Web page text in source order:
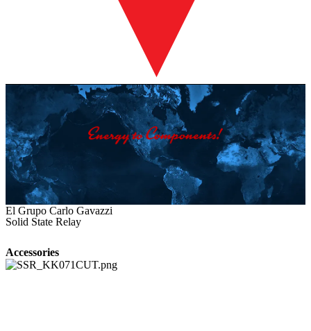
El Grupo Carlo Gavazzi
Solid State Relay
Accessories